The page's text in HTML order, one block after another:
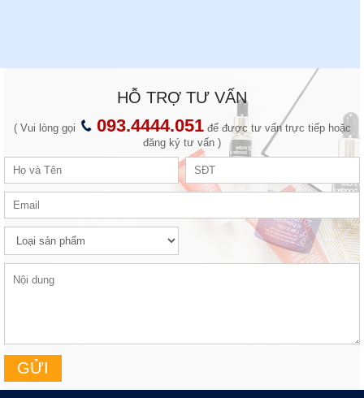
HỖ TRỢ TƯ VẤN
( Vui lòng gọi 093.4444.051để được tư vấn trực tiếp hoặc
đăng ký tư vấn )